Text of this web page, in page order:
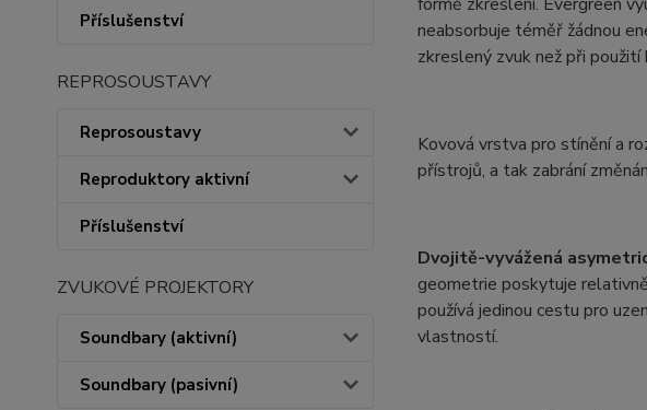
Příslušenství
REPROSOUSTAVY
Reprosoustavy
Reproduktory aktivní
Příslušenství
ZVUKOVÉ PROJEKTORY
Soundbary (aktivní)
Soundbary (pasivní)
neabsorbuje téměř žádnou
zkreslený zvuk než při použití
Kovová vrstva pro stínění a
přístrojů, a tak zabrání
Dvojitě-vyvážená
geometrie poskytuje
používá jedinou cestu pro
vlastností.